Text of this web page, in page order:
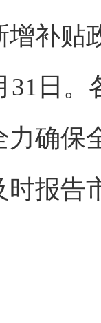
贴政
31日
力确保
时报告